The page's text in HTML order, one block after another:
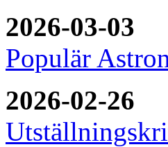
2026-03-03
Populär
2026-02-26